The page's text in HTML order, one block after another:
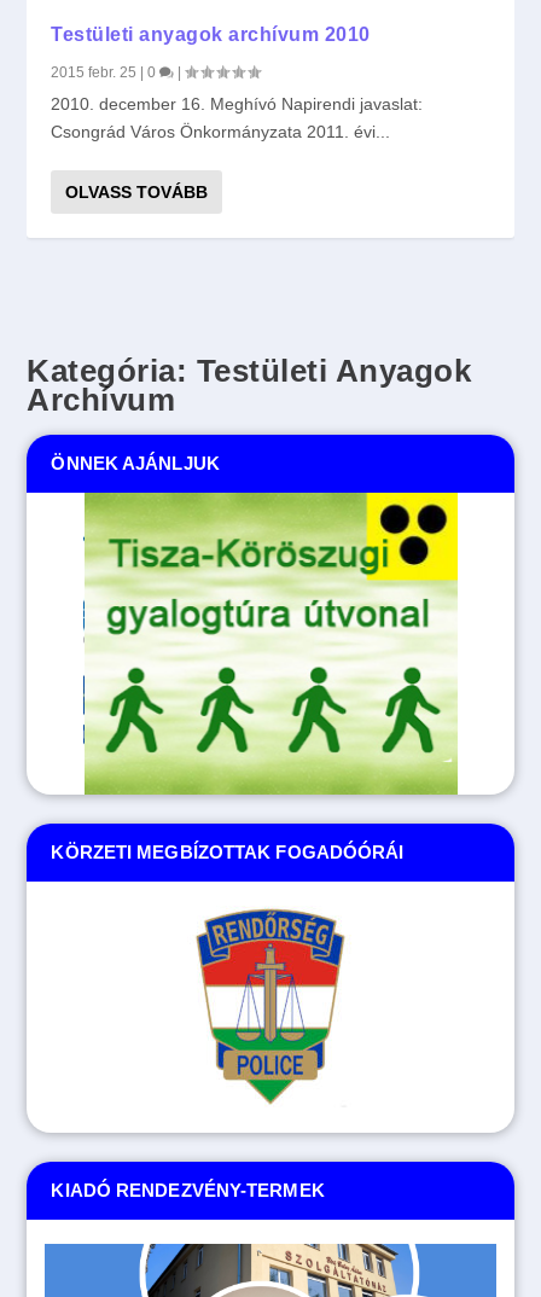
Kategória: Testületi Anyagok
Archívum
Testületi anyagok archívum 2010
2015 febr. 25 |0 |
2010. december 16. Meghívó Napirendi javaslat:
Csongrád Város Önkormányzata 2011. évi...
OLVASS TOVÁBB
KIADÓ RENDEZVÉNY-TERMEK
KÖRZETI MEGBÍZOTTAK FOGADÓÓRÁI
ÖNNEK AJÁNLJUK
Tovább